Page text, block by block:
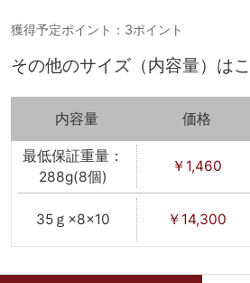
獲得予定ポイント：3ポイント
その他のサイズ（内容量）は
内容量 価格
最低保証重量：
288g(8個)
￥1,460
35ｇ×8×10 ￥14,300